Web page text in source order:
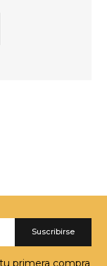
Suscribirse
primera compra